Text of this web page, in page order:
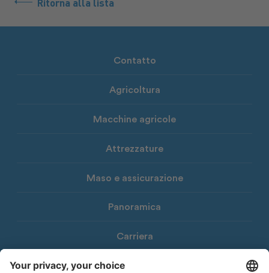
Ritorna alla lista
Contatto
Agricoltura
Macchine agricole
Attrezzature
Maso e assicurazione
Panoramica
Carriera
Download